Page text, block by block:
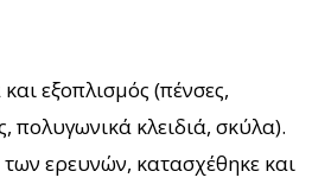
εξοπλισμός (πένσες,
πολυγωνικά κλειδιά, σκύλα).
των ερευνών, κατασχέθηκε και